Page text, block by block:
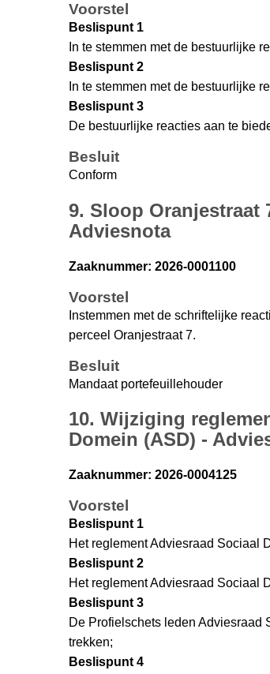
Voorstel
Beslispunt 1
In te stemmen met de bestuurlijke
Beslispunt 2
In te stemmen met de bestuurlijke
Beslispunt 3
De bestuurlijke reacties aan te
Besluit
Conform
9. Sloop Oranjestraat
Adviesnota
Zaaknummer: 2026-0001100
Voorstel
Instemmen met de schriftelijke
perceel Oranjestraat 7.
Besluit
Mandaat portefeuillehouder
10. Wijziging
Domein (ASD) -
Zaaknummer: 2026-0004125
Voorstel
Beslispunt 1
Het reglement Adviesraad Sociaal
Beslispunt 2
Het reglement Adviesraad Sociaal
Beslispunt 3
De Profielschets leden Adviesraad
trekken;
Beslispunt 4